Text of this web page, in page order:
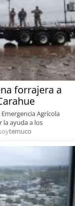
forrajera a
Agrícola
la ayuda a los
temuco